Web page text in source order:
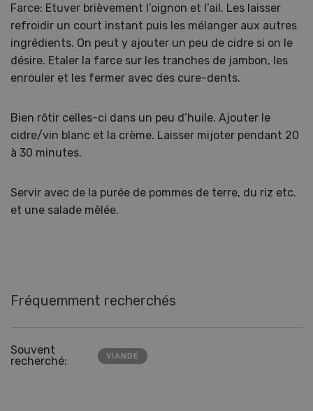
Farce: Etuver brièvement l’oignon et l’ail. Les laisser
refroidir un court instant puis les mélanger aux autres
ingrédients. On peut y ajouter un peu de cidre si on le
désire. Etaler la farce sur les tranches de jambon, les
enrouler et les fermer avec des cure-dents.
Bien rôtir celles-ci dans un peu d’huile. Ajouter le
cidre/vin blanc et la crème. Laisser mijoter pendant 20
à 30 minutes.
Servir avec de la purée de pommes de terre, du riz etc.
et une salade mêlée.
Fréquemment recherchés
Souvent
recherché:
VIANDE